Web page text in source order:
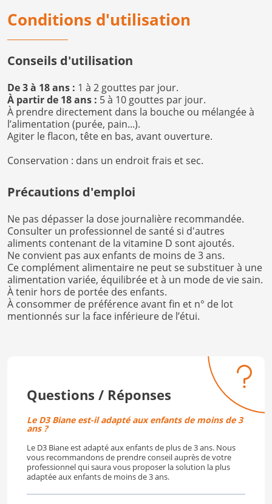
Conditions d'utilisation
Conseils d'utilisation
De 3 à 18 ans : 1 à 2 gouttes par jour.
À partir de 18 ans : 5 à 10 gouttes par jour.
À prendre directement dans la bouche ou mélangée à
l’alimentation (purée, pain...).
Agiter le flacon, tête en bas, avant ouverture.
Conservation : dans un endroit frais et sec.
Précautions d'emploi
Ne pas dépasser la dose journalière recommandée.
Consulter un professionnel de santé si d'autres
aliments contenant de la vitamine D sont ajoutés.
Ne convient pas aux enfants de moins de 3 ans.
Ce complément alimentaire ne peut se substituer à une
alimentation variée, équilibrée et à un mode de vie sain.
À tenir hors de portée des enfants.
À consommer de préférence avant fin et n° de lot
mentionnés sur la face inférieure de l’étui.
Questions / Réponses
Le D3 Biane est-il adapté aux enfants de moins de 3
ans ?
Le D3 Biane est adapté aux enfants de plus de 3 ans. Nous
vous recommandons de prendre conseil auprès de votre
professionnel qui saura vous proposer la solution la plus
adaptée aux enfants de moins de 3 ans.